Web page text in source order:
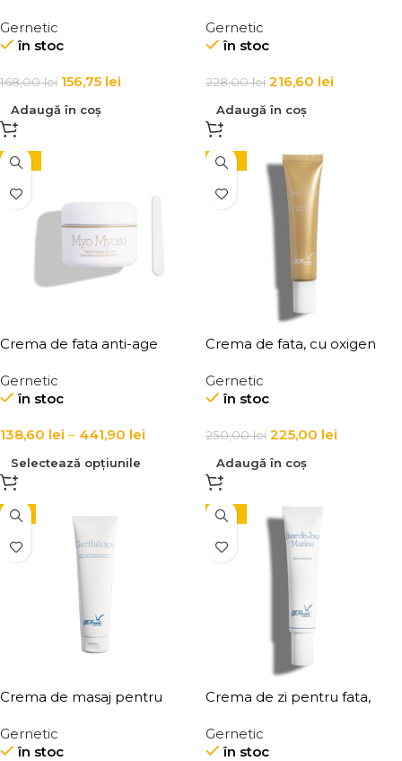
Solaire SPF50
Gernetic
în stoc
168,00lei 156,75 lei
Adaugă în coș
Gernetic
în stoc
228,00lei 216,60 lei
Adaugă în coș
-10%
Crema de fata anti-age
tenului, Myo Myosso Intense
Soothing Cream
Gernetic
în stoc
138,60 lei – 441,90 lei
Selectează opțiunile
-10%
Crema de fata, cu oxigen
uscat, Ger Oxy Active Cream
Gernetic
în stoc
250,00lei 225,00 lei
Adaugă în coș
-5%
Crema de masaj pentru
Gertherapie
Gernetic
în stoc
-10%
Crema de zi pentru fata,
Marine
Gernetic
în stoc